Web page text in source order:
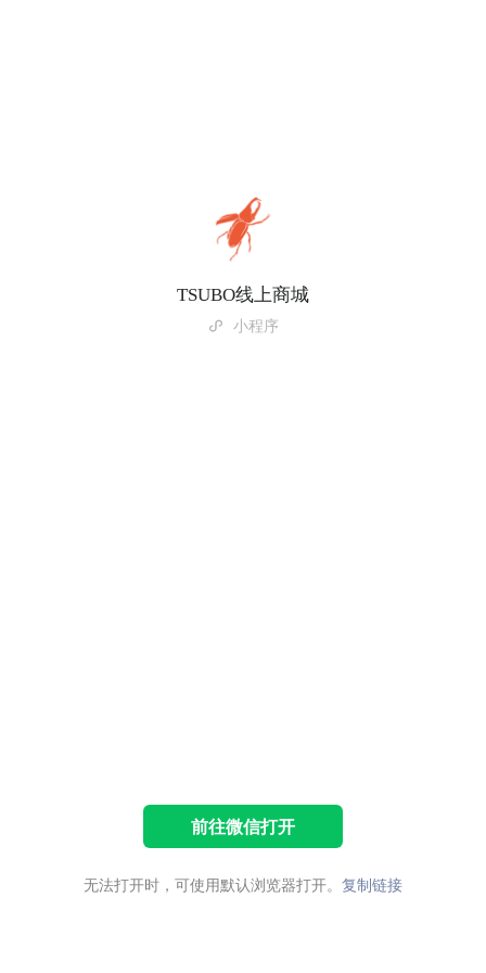
TSUBO线上商城
小程序
前往微信打开
无法打开时，可使用默认浏览器打开。 复制链接